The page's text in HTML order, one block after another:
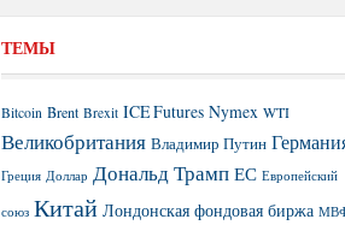
ТЕМЫ
Bitcoin Brent Brexit ICE Futures Nymex WTI
Великобритания Владимир Путин
Греция Доллар Дональд Трамп ЕС Европейский
союз Китай Лондонская фондовая биржа